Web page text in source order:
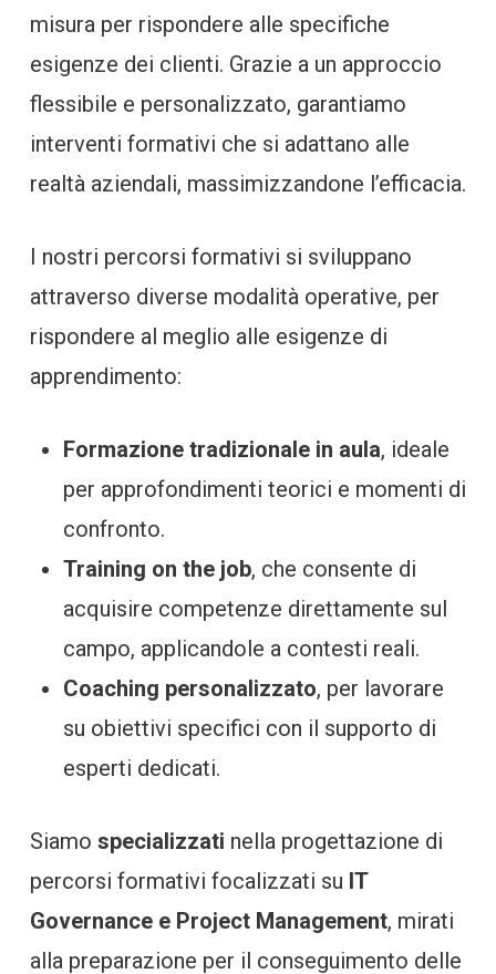
misura per rispondere alle specifiche
esigenze dei clienti. Grazie a un approccio
flessibile e personalizzato, garantiamo
interventi formativi che si adattano alle
realtà aziendali, massimizzandone l’efficacia.
I nostri percorsi formativi si sviluppano
attraverso diverse modalità operative, per
rispondere al meglio alle esigenze di
apprendimento:
Formazione tradizionale in aula, ideale
per approfondimenti teorici e momenti di
confronto.
Training on the job, che consente di
acquisire competenze direttamente sul
campo, applicandole a contesti reali.
Coaching personalizzato, per lavorare
su obiettivi specifici con il supporto di
esperti dedicati.
Siamo specializzati nella progettazione di
percorsi formativi focalizzati su IT
Governance e Project Management, mirati
alla preparazione per il conseguimento delle